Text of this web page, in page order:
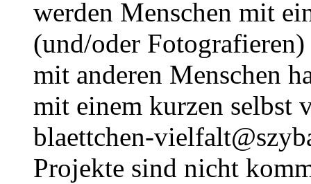
werden Menschen mit
(und/oder
mit anderen Menschen
mit einem kurzen selbst
blaettchen-
Projekte sind nicht